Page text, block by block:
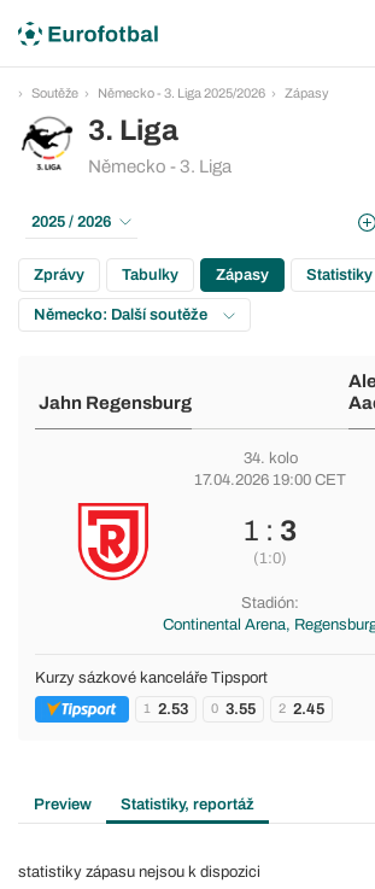
Soutěže Německo - 3. Liga 2025/2026 Zápasy
3. Liga
Německo - 3. Liga
2025 / 2026
Zprávy Tabulky Zápasy Statistiky
Německo: Další soutěže
Jahn Regensburg
34. kolo
17.04.2026 19:00 CET
1 : 3
(1:0)
Stadión:
Continental Arena,
Kurzy sázkové kanceláře Tipsport
1 2.53 0 3.55 2 2.45
Preview Statistiky, reportáž
statistiky zápasu nejsou k dispozici